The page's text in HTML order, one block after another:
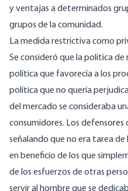
y ventajas a determinados
grupos de la comunidad.
La medida restrictiva como
Se consideró que la política
política que favorecía a los
política que no quería
del mercado se consideraba
consumidores. Los
señalando que no era tarea
en beneficio de los que
de los esfuerzos de otras
servir al hombre que se